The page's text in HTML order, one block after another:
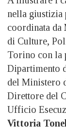
nella giustizia
coordinata da
di Culture,
Torino con la
Dipartimento
del Ministero
Direttore del
Ufficio
Vittoria